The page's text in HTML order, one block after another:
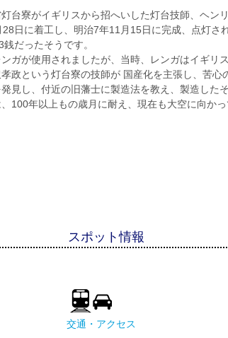
台寮がイギリスから招へいした灯台技師、ヘン
日に着工し、明治7年11月15日に完成、点灯さ
だったそうです。
ガが使用されましたが、当時、レンガはイギリ
政という灯台寮の技師が 国産化を主張し、苦心
見し、付近の旧藩士に製造法を教え、製造したそ
100年以上もの歳月に耐え、現在も大空に向かっ
スポット情報
交通・アクセス